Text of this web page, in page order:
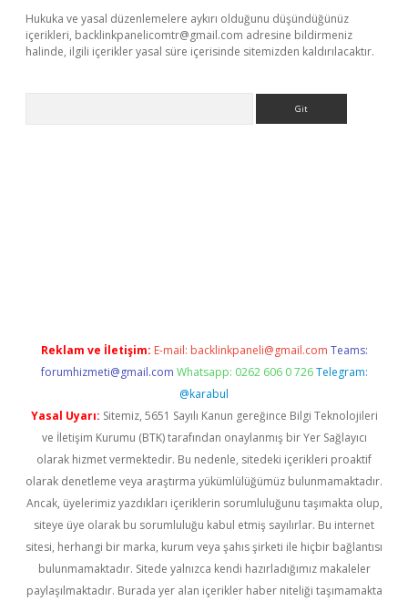
Hukuka ve yasal düzenlemelere aykırı olduğunu düşündüğünüz
içerikleri, backlinkpanelicomtr@gmail.com adresine bildirmeniz
halinde, ilgili içerikler yasal süre içerisinde sitemizden kaldırılacaktır.
Reklam ve İletişim: E-mail: backlinkpaneli@gmail.com Teams:
forumhizmeti@gmail.com Whatsapp: 0262 606 0 726 Telegram:
@karabul
Yasal Uyarı: Sitemiz, 5651 Sayılı Kanun gereğince Bilgi Teknolojileri
ve İletişim Kurumu (BTK) tarafından onaylanmış bir Yer Sağlayıcı
olarak hizmet vermektedir. Bu nedenle, sitedeki içerikleri proaktif
olarak denetleme veya araştırma yükümlülüğümüz bulunmamaktadır.
Ancak, üyelerimiz yazdıkları içeriklerin sorumluluğunu taşımakta olup,
siteye üye olarak bu sorumluluğu kabul etmiş sayılırlar. Bu internet
sitesi, herhangi bir marka, kurum veya şahıs şirketi ile hiçbir bağlantısı
bulunmamaktadır. Sitede yalnızca kendi hazırladığımız makaleler
paylaşılmaktadır. Burada yer alan içerikler haber niteliği taşımamakta